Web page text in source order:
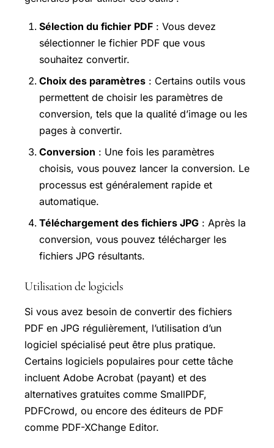
Sélection du fichier PDF : Vous devez
sélectionner le fichier PDF que vous
souhaitez convertir.
Choix des paramètres : Certains outils vous
permettent de choisir les paramètres de
conversion, tels que la qualité d’image ou les
pages à convertir.
Conversion : Une fois les paramètres
choisis, vous pouvez lancer la conversion. Le
processus est généralement rapide et
automatique.
Téléchargement des fichiers JPG : Après la
conversion, vous pouvez télécharger les
fichiers JPG résultants.
Utilisation de logiciels
Si vous avez besoin de convertir des fichiers
PDF en JPG régulièrement, l’utilisation d’un
logiciel spécialisé peut être plus pratique.
Certains logiciels populaires pour cette tâche
incluent Adobe Acrobat (payant) et des
alternatives gratuites comme SmallPDF,
PDFCrowd, ou encore des éditeurs de PDF
comme PDF-XChange Editor.